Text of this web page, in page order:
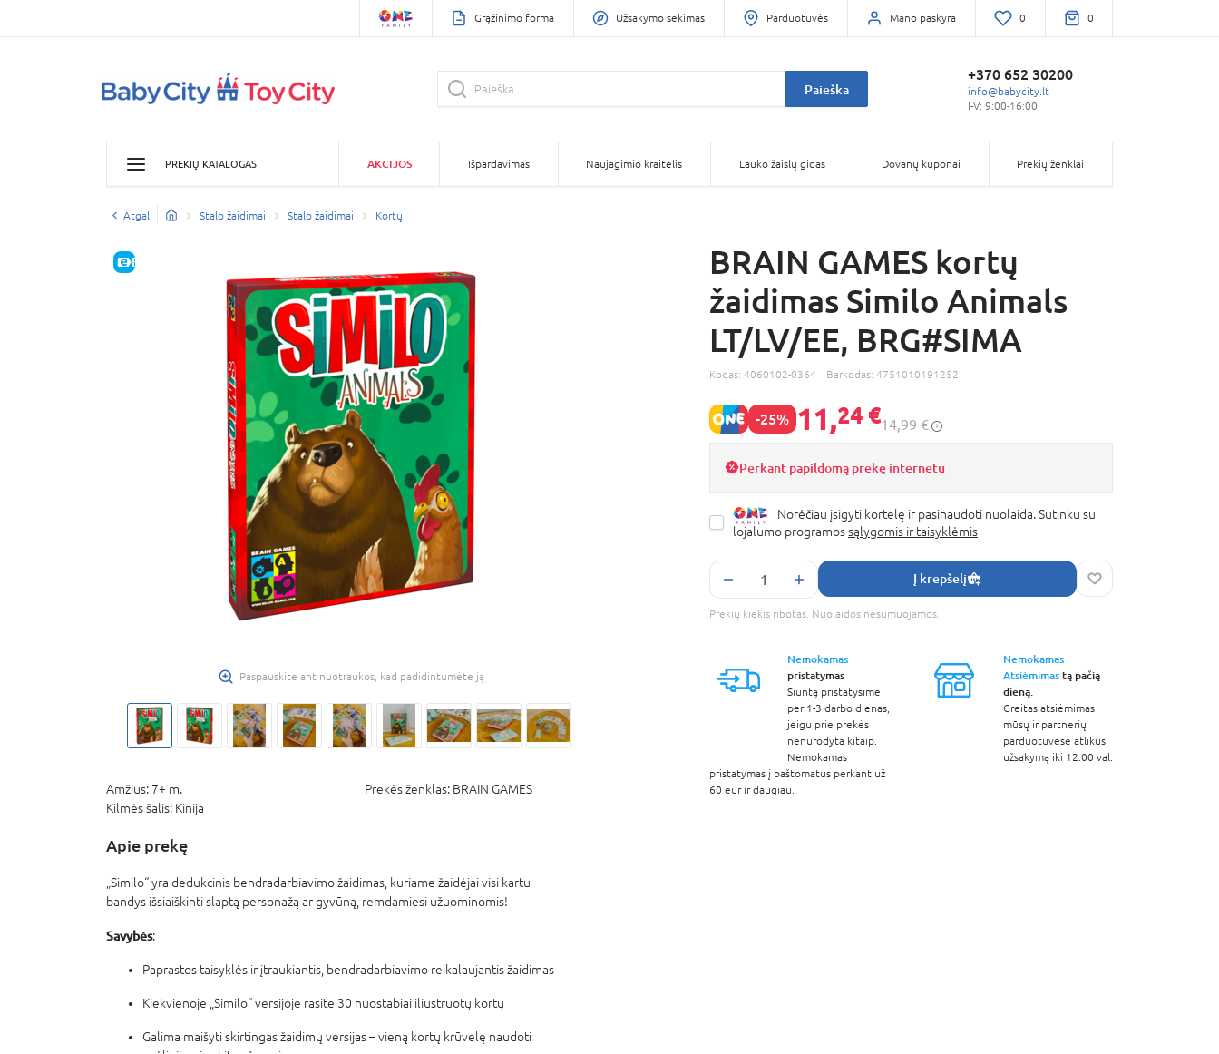
Grąžinimo forma Užsakymo sekimas Parduotuvės Mano paskyra 0 0
Paieška
+370 652 30200
info@babycity.lt
I-V: 9:00-16:00
PREKIŲ KATALOGAS AKCIJOS Išpardavimas Naujagimio kraitelis Lauko žaislų gidas Dovanų kuponai Prekių ženklai
Atgal Stalo žaidimai Stalo žaidimai Kortų
E-KAINA
Paspauskite ant nuotraukos, kad padidintumėte ją
Amžius: 7+ m. Prekės ženklas: BRAIN GAMES
Kilmės šalis: Kinija
Apie prekę
„Similo“ yra dedukcinis bendradarbiavimo žaidimas, kuriame žaidėjai visi kartu
bandys išsiaiškinti slaptą personažą ar gyvūną, remdamiesi užuominomis!
Savybės:
Paprastos taisyklės ir įtraukiantis, bendradarbiavimo reikalaujantis žaidimas
Kiekvienoje „Similo“ versijoje rasite 30 nuostabiai iliustruotų kortų
Galima maišyti skirtingas žaidimų versijas – vieną kortų krūvelę naudoti
BRAIN GAMES kortų
žaidimas Similo Animals
LT/LV/EE, BRG#SIMA
Kodas: 4060102-0364 Barkodas: 4751010191252
-25% 11,24 €14,99 €
Perkant papildomą prekę internetu
Norėčiau įsigyti kortelę ir pasinaudoti nuolaida. Sutinku su
lojalumo programossąlygomis ir taisyklėmis
Į krepšelį
Prekių kiekis ribotas. Nuolaidos nesumuojamos.
Nemokamas
pristatymas
Siuntą pristatysime
per 1-3 darbo dienas,
jeigu prie prekės
nenurodyta kitaip.
Nemokamas
pristatymas į paštomatus perkant už
60 eur ir daugiau.
Nemokamas
Atsiėmimastą pačią
dieną.
Greitas atsiėmimas
mūsų ir partnerių
parduotuvėse atlikus
užsakymą iki 12:00 val.